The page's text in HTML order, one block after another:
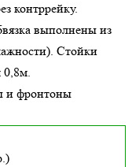
контррейку.
выполнены из
). Стойки
0,8м.
и фронтоны